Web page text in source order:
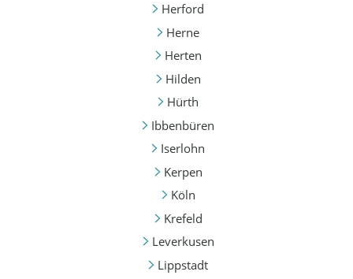
Herford
Herne
Herten
Hilden
Hürth
Ibbenbüren
Iserlohn
Kerpen
Köln
Krefeld
Leverkusen
Lippstadt